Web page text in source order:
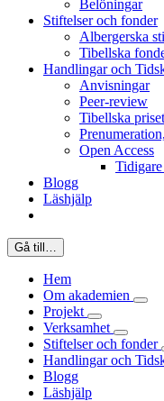
Belöningar
Stiftelser och fonder
Albergerska
Tibellska
Handlingar och
Anvisningar
Peer-review
Tibellska
Open Access
Blogg
Läshjälp
Gå till…
Hem
Om akademien
Projekt
Verksamhet
Stiftelser och fonder
Handlingar och
Blogg
Läshjälp